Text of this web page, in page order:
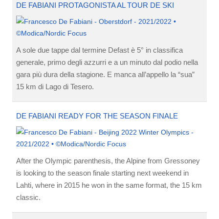
DE FABIANI PROTAGONISTA AL TOUR DE SKI
A sole due tappe dal termine Defast è 5° in classifica
generale, primo degli azzurri e a un minuto dal podio nella
gara più dura della stagione. E manca all’appello la “sua”
15 km di Lago di Tesero.
DE FABIANI READY FOR THE SEASON FINALE
After the Olympic parenthesis, the Alpine from Gressoney
is looking to the season finale starting next weekend in
Lahti, where in 2015 he won in the same format, the 15 km
classic.